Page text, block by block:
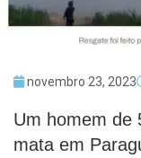
novembro 23, 2023
Um homem de
mata em